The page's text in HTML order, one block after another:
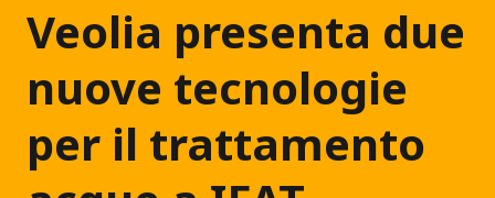
Veolia presenta due
nuove tecnologie
per il trattamento